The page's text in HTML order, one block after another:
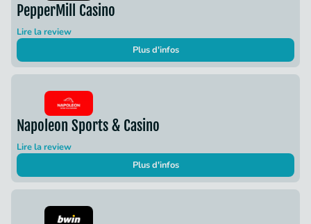
PepperMill Casino
Lire la review
Plus d'infos
Napoleon Sports & Casino
Lire la review
Plus d'infos